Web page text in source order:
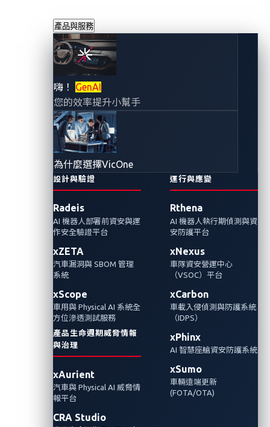
產品與服務
嗨！ GenAI
您的效率提升小幫手
為什麼選擇VicOne
設計與驗證
Radeis
AI 機器人部署前資安與運
作安全驗證平台
xZETA
汽車漏洞與 SBOM 管理
系統
xScope
車用與 Physical AI 系統全
方位滲透測試服務
產品生命週期威脅情報
與治理
xAurient
汽車與 Physical AI 威脅情
報平台
CRA Studio
運行與應變
Rthena
AI 機器人執行期偵測與資
安防護平台
xNexus
車隊資安營運中心
（VSOC）平台
xCarbon
車載入侵偵測與防護系統
（IDPS）
xPhinx
AI 智慧座艙資安防護系統
xSumo
車輛遠端更新
(FOTA/OTA)
透過零信任架構強
化汽車網路安全
2024年3月15日
VicOne
在汽車產業中採用零信任原則不僅可以增強連
網車輛抵禦不斷變化的網路威脅的能力，還可
以增強整個汽車供應鏈的彈性和安全性。
Traditional approaches in automotive cybersecurity